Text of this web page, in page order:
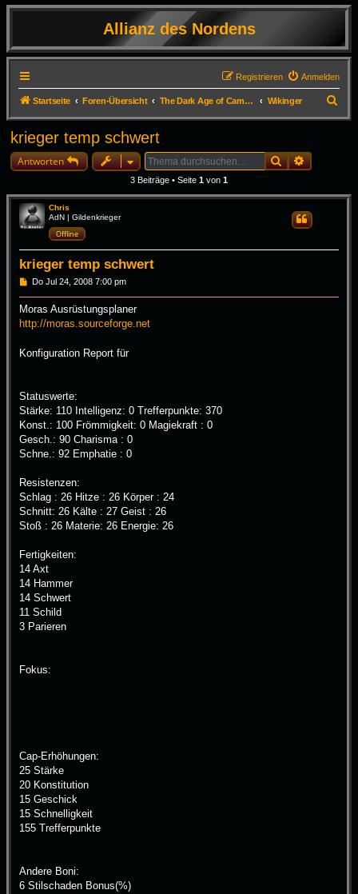
Allianz des Nordens
Anmelden
Registrieren
Startseite Foren-Übersicht The Dark Age of Camelot - Tips&Tricks und Templates Wikinger
u
krieger temp schwert
Antworten SucheErweiterte
3 Beiträge • Seite 1 von 1
Chris
AdN | Gildenkrieger
Offline
krieger temp schwert
Zitieren
B
t
r
a
Do Jul 24, 2008 7:00 pm
Moras Ausrüstungsplaner
http://moras.sourceforge.net
Konfiguration Report für
Statuswerte:
Stärke: 110 Intelligenz: 0 Trefferpunkte: 370
Konst.: 100 Frömmigkeit: 0 Magiekraft : 0
Gesch.: 90 Charisma : 0
Schne.: 92 Emphatie : 0
Resistenzen:
Schlag : 26 Hitze : 26 Körper : 24
Schnitt: 26 Kälte : 27 Geist : 26
Stoß : 26 Materie: 26 Energie: 26
Fertigkeiten:
14 Axt
14 Hammer
14 Schwert
11 Schild
3 Parieren
Fokus:
Cap-Erhöhungen:
25 Stärke
20 Konstitution
15 Geschick
15 Schnelligkeit
155 Trefferpunkte
Andere Boni:
6 Stilschaden Bonus(%)